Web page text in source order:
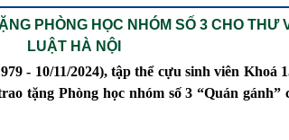
PHÒNG HỌC NHÓM SỐ 3 CHO THƯ
LUẬT HÀ NỘI
- 10/11/2024), tập thể cựu sinh viên Khoá
tặng Phòng học nhóm số 3 “Quán